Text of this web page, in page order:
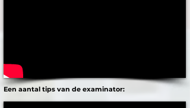
Een aantal tips van de examinator: